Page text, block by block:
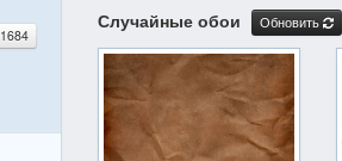
1684
Случайные обои Обновить